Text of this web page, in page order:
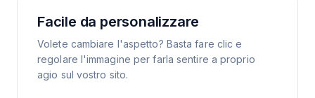
Facile da personalizzare
Volete cambiare l'aspetto? Basta fare clic e
regolare l'immagine per farla sentire a proprio
agio sul vostro sito.